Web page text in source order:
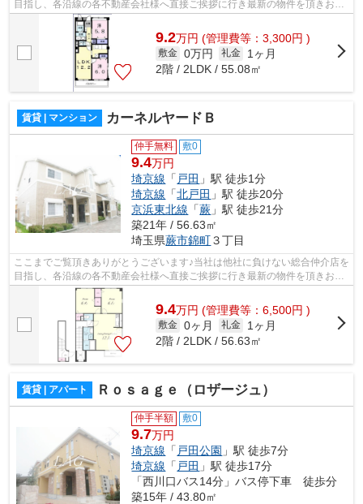
目指し、各沿線の各不動産会社様へ直接ご挨拶に行き最新の物件を頂きお客
様へ提供しております！最新の情報は...
9.2万円 (管理費等：3,300円 )
敷金 0万円 礼金
1ヶ月
2階 / 2LDK / 55.08㎡
賃貸 | マンション カーネルヤードＢ
仲手無料 敷0
9.4万円
埼京線 「 戸田 」駅 徒歩1分
埼京線 「北戸田 」駅 徒歩20分
京浜東北線 「蕨 」駅 徒歩21分
築21年 / 56.63㎡
埼玉県蕨市錦町３丁目
ここまでご覧頂きありがとうございます♪当社は他社に負けない総合仲介店を
目指し、各沿線の各不動産会社様へ直接ご挨拶に行き最新の物件を頂きお客
様へ提供しております！最新の情報は...
9.4万円 (管理費等：6,500円 )
敷金 0ヶ月 礼金
1ヶ月
2階 / 2LDK / 56.63㎡
賃貸 | アパート Ｒｏｓａｇｅ（ロザージュ）
仲手半額 敷0
9.7万円
埼京線 「 戸田公園 」駅 徒歩7分
埼京線 「 戸田 」駅 徒歩17分
「西川口バス14分」バス停下車 徒歩分
築15年 / 43.80㎡